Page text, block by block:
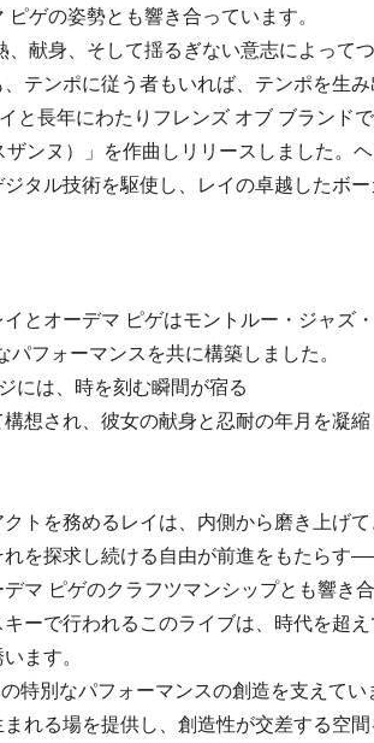
ゲの姿勢とも響き合っています。
献身、そして揺るぎない意志によってつ
テンポに従う者もいれば、テンポを生み
と長年にわたりフレンズ オブ ブランドで
ンヌ）」を作曲しリリースしました。ヘ
タル技術を駆使し、レイの卓越したボー
とオーデマ ピゲはモントルー・ジャズ・
フォーマンスを共に構築しました。
には、時を刻む瞬間が宿る
想され、彼女の献身と忍耐の年月を凝縮
トを務めるレイは、内側から磨き上げて
れを探求し続ける自由が前進をもたらす
マ ピゲのクラフツマンシップとも響き合
ーで行われるこのライブは、時代を超え
ます。
特別なパフォーマンスの創造を支えてい
れる場を提供し、創造性が交差する空間